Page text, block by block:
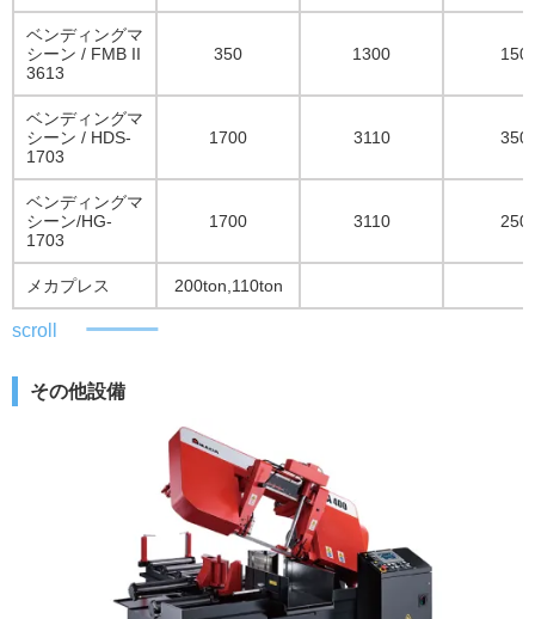
ベンディングマ
シーン / FMB II
3613
350 1300 150
ベンディングマ
シーン / HDS-
1703
1700 3110 350
ベンディングマ
シーン/HG-
1703
1700 3110 250
メカプレス 200ton,110ton
scroll
その他設備